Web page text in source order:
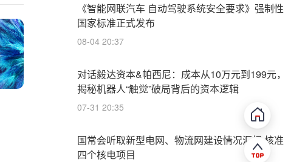
《智能网联汽车 自动驾驶系统安全要求》强制性
国家标准正式发布
08-04 20:37
对话毅达资本&帕西尼：成本从10万元到199元，
揭秘机器人“触觉”破局背后的资本逻辑
07-31 20:35
国常会听取新型电网、物流网建设情况汇报 核准
四个核电项目